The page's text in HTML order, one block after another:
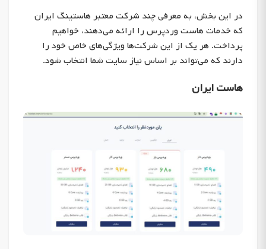
در این بخش، به معرفی چند شرکت معتبر هاستینگ ایران
که خدمات هاست وردپرس را ارائه می‌دهند، خواهیم
پرداخت. هر یک از این شرکت‌ها ویژگی‌های خاص خود را
دارند که می‌تواند بر اساس نیاز سایت شما انتخاب شود.
هاست ایران